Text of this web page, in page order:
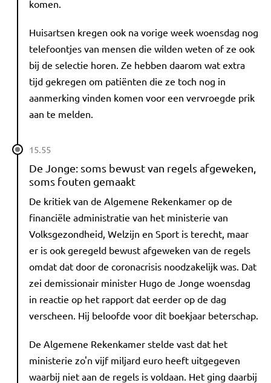
komen.
Huisartsen kregen ook na vorige week woensdag nog
telefoontjes van mensen die wilden weten of ze ook
bij de selectie horen. Ze hebben daarom wat extra
tijd gekregen om patiënten die ze toch nog in
aanmerking vinden komen voor een vervroegde prik
aan te melden.
15.55
De Jonge: soms bewust van regels afgeweken,
soms fouten gemaakt
De kritiek van de Algemene Rekenkamer op de
financiële administratie van het ministerie van
Volksgezondheid, Welzijn en Sport is terecht, maar
er is ook geregeld bewust afgeweken van de regels
omdat dat door de coronacrisis noodzakelijk was. Dat
zei demissionair minister Hugo de Jonge woensdag
in reactie op het rapport dat eerder op de dag
verscheen. Hij beloofde voor dit boekjaar beterschap.
De Algemene Rekenkamer stelde vast dat het
ministerie zo'n vijf miljard euro heeft uitgegeven
waarbij niet aan de regels is voldaan. Het ging daarbij